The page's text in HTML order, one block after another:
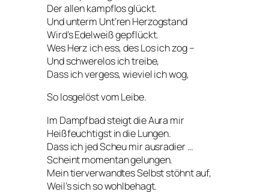
Der allen kampflos glückt.
Und unterm Unt’ren Herzogstand
Wird’s Edelweiß gepflückt.
Wes Herz ich ess, des Los ich zog –
Und schwerelos ich treibe,
Dass ich vergess, wieviel ich wog,
So losgelöst vom Leibe.
Im Dampfbad steigt die Aura mir
Heißfeuchtigst in die Lungen.
Dass ich jed Scheu mir ausradier …
Scheint momentan gelungen.
Mein tierverwandtes Selbst stöhnt auf,
Weil’s sich so wohlbehagt.